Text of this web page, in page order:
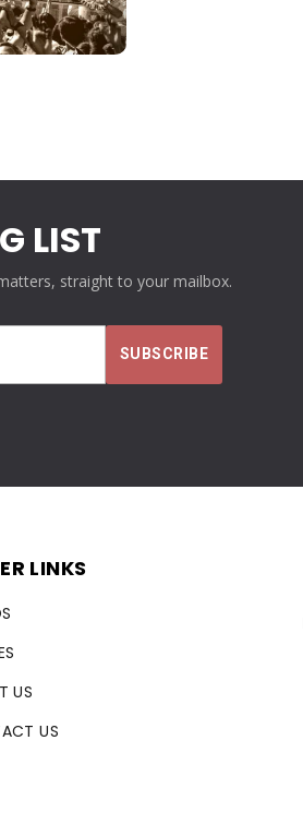
LIST
straight to your mailbox.
LINKS
US
US